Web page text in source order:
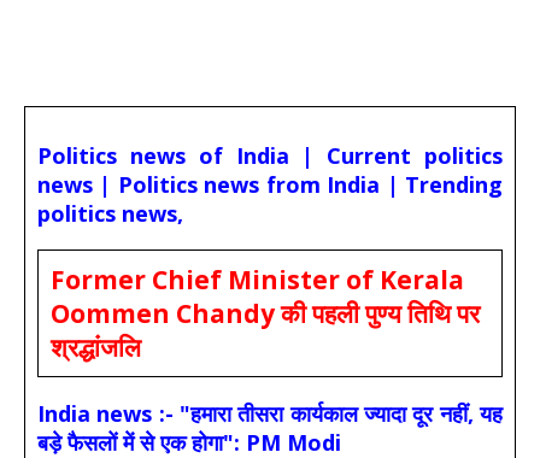
Politics news of India | Current politics
news | Politics news from India | Trending
politics news,
Former Chief Minister of Kerala
Oommen Chandy की पहली पुण्य तिथि पर
श्रद्धांजलि
India news :- "हमारा तीसरा कार्यकाल ज्यादा दूर नहीं, यह
बड़े फैसलों में से एक होगा": PM Modi